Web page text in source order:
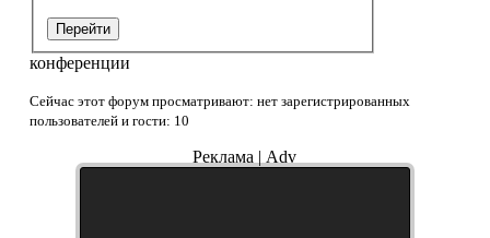
Перейти
конференции
Сейчас этот форум просматривают: нет зарегистрированных
пользователей и гости: 10
Реклама | Adv